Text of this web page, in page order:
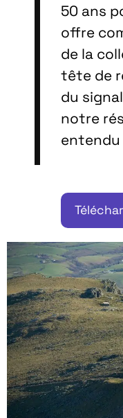
50 ans
offre
de la
tête de
du
notre
entendu